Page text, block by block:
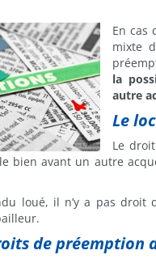
En cas
mixte
la
autre
Le
Le
bien avant un autre
loué, il n’y a pas droit
de préemption